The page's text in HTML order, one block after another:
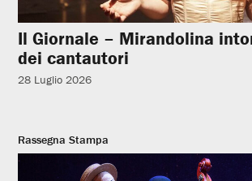
Il Giornale – Mirandolina
dei cantautori
28 Luglio 2026
Rassegna Stampa